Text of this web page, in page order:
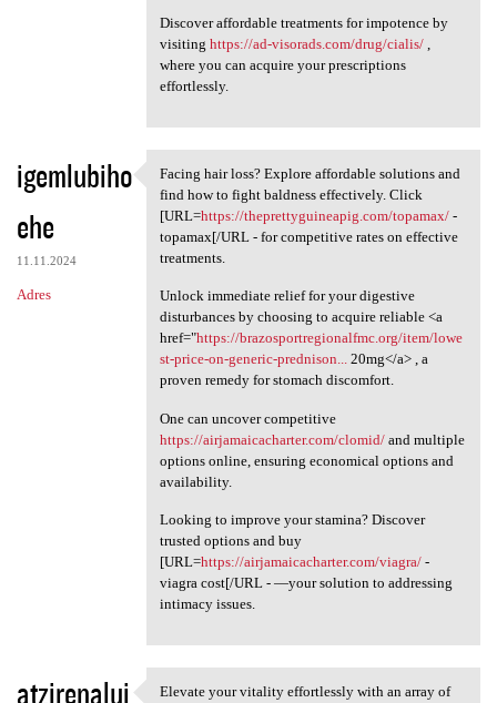
Discover affordable treatments for impotence by
visiting https://ad-visorads.com/drug/cialis/,
where you can acquire your prescriptions
effortlessly.
igemlubiho
ehe
11.11.2024
Adres
Facing hair loss? Explore
Facing hair loss? Explore affordable solutions and
find how to fight baldness effectively. Click
[URL=https://theprettyguineapig.com/topamax/-
topamax[/URL - for competitive rates on effective
treatments.
Unlock immediate relief for your digestive
disturbances by choosing to acquire reliable <a
href="https://brazosportregionalfmc.org/item/lowe
st-price-on-generic-prednison...20mg</a> , a
proven remedy for stomach discomfort.
One can uncover competitive
https://airjamaicacharter.com/clomid/and multiple
options online, ensuring economical options and
availability.
Looking to improve your stamina? Discover
trusted options and buy
[URL=https://airjamaicacharter.com/viagra/-
viagra cost[/URL - —your solution to addressing
intimacy issues.
atzirenaluj
Elevate your vitality effortlessly with an array of